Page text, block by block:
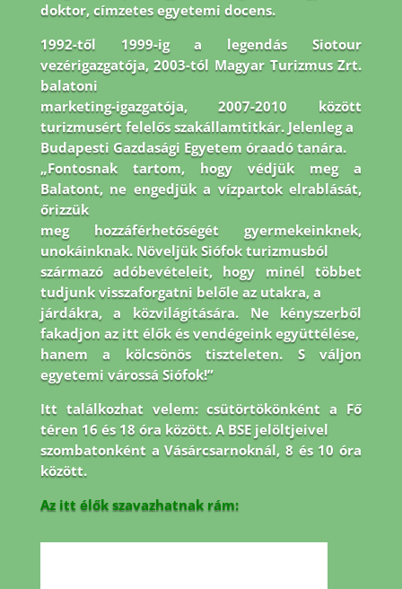
doktor, címzetes egyetemi docens.
1992-től 1999-ig a legendás Siotour
vezérigazgatója, 2003-tól Magyar Turizmus Zrt.
balatoni
marketing-igazgatója, 2007-2010 között
turizmusért felelős szakállamtitkár. Jelenleg a
Budapesti Gazdasági Egyetem óraadó tanára.
„Fontosnak tartom, hogy védjük meg a
Balatont, ne engedjük a vízpartok elrablását,
őrizzük
meg hozzáférhetőségét gyermekeinknek,
unokáinknak. Növeljük Siófok turizmusból
származó adóbevételeit, hogy minél többet
tudjunk visszaforgatni belőle az utakra, a
járdákra, a közvilágítására. Ne kényszerből
fakadjon az itt élők és vendégeink együttélése,
hanem a kölcsönös tiszteleten. S váljon
egyetemi várossá Siófok!”
Itt találkozhat velem: csütörtökönként a Fő
téren 16 és 18 óra között. A BSE jelöltjeivel
szombatonként a Vásárcsarnoknál, 8 és 10 óra
között.
Az itt élők szavazhatnak rám: